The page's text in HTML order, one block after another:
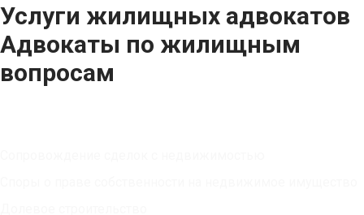
Услуги жилищных адвокатов
Адвокаты по жилищным
вопросам